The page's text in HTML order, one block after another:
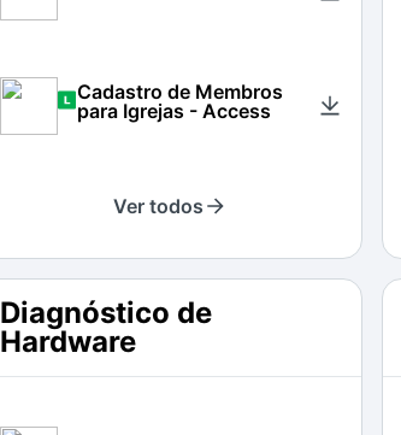
Cadastro de Membros
para Igrejas - Access
Ver todos
Diagnóstico de
Hardware